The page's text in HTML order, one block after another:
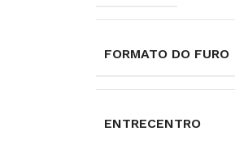
FORMATO DO FURO
ENTRECENTRO